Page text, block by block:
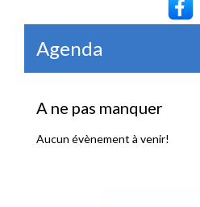
Agenda
A ne pas manquer
Aucun évènement à venir!